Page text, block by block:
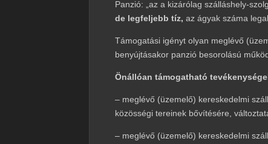
Panzió: „az a kizárólag szálláshely-
de legfeljebb tíz, az ágyak száma
Támogatási igényt olyan meglévő
benyújtásakor panzió besorolású
Önállóan támogatható
– meglévő (üzemelő) kereskedelmi
közösségi tereinek bővítésére,
– meglévő (üzemelő) kereskedelmi